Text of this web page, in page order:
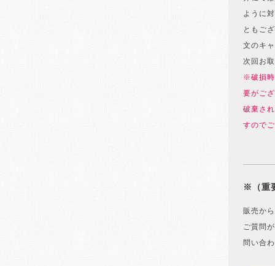
ように
ともご
文のキ
次回お
※破損時
要がご
破棄さ
すので
※（重
販売か
ご質問
問い合